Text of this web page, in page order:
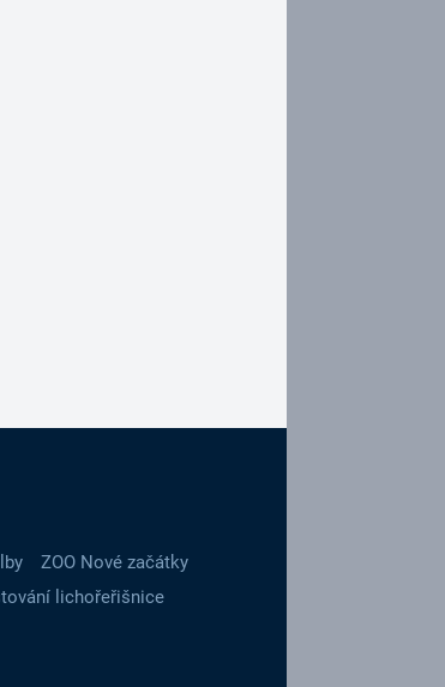
ZOO Nové začátky
lichořeřišnice